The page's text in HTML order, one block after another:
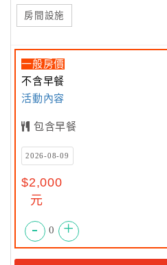
房間設施
一般房價
不含早餐
活動內容
包含早餐
2026-08-09
$2,000
元
- 0 +